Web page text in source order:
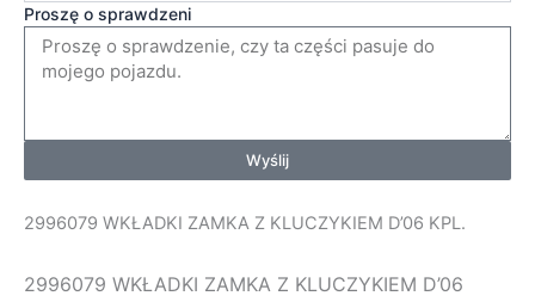
Proszę o sprawdzeni
Wyślij
2996079 WKŁADKI ZAMKA Z KLUCZYKIEM D’06 KPL.
2996079 WKŁADKI ZAMKA Z KLUCZYKIEM D’06